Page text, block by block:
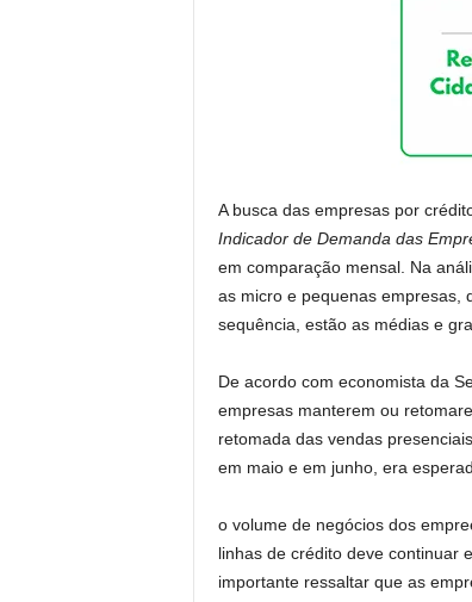
A busca das empresas por
Indicador de Demanda das
em comparação mensal. Na
as micro e pequenas empresas,
sequência, estão as médias e
De acordo com economista da
empresas manterem ou
retomada das vendas
em maio e em junho, era
o volume de negócios dos
linhas de crédito deve continuar
importante ressaltar que as